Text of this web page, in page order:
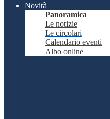
Novità
Panoramica
Le notizie
Le circolari
Calendario eventi
Albo online